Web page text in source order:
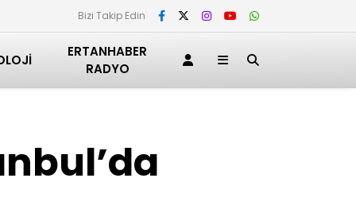
Bizi Takip Edin
ERTANHABER
RADYO